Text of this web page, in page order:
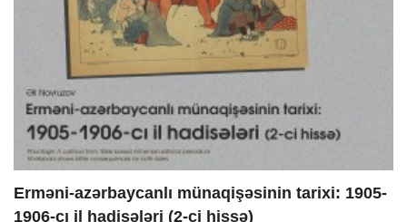
Erməni-azərbaycanlı münaqişəsinin tarixi: 1905-
1906-cı il hadisələri (2-ci hissə)